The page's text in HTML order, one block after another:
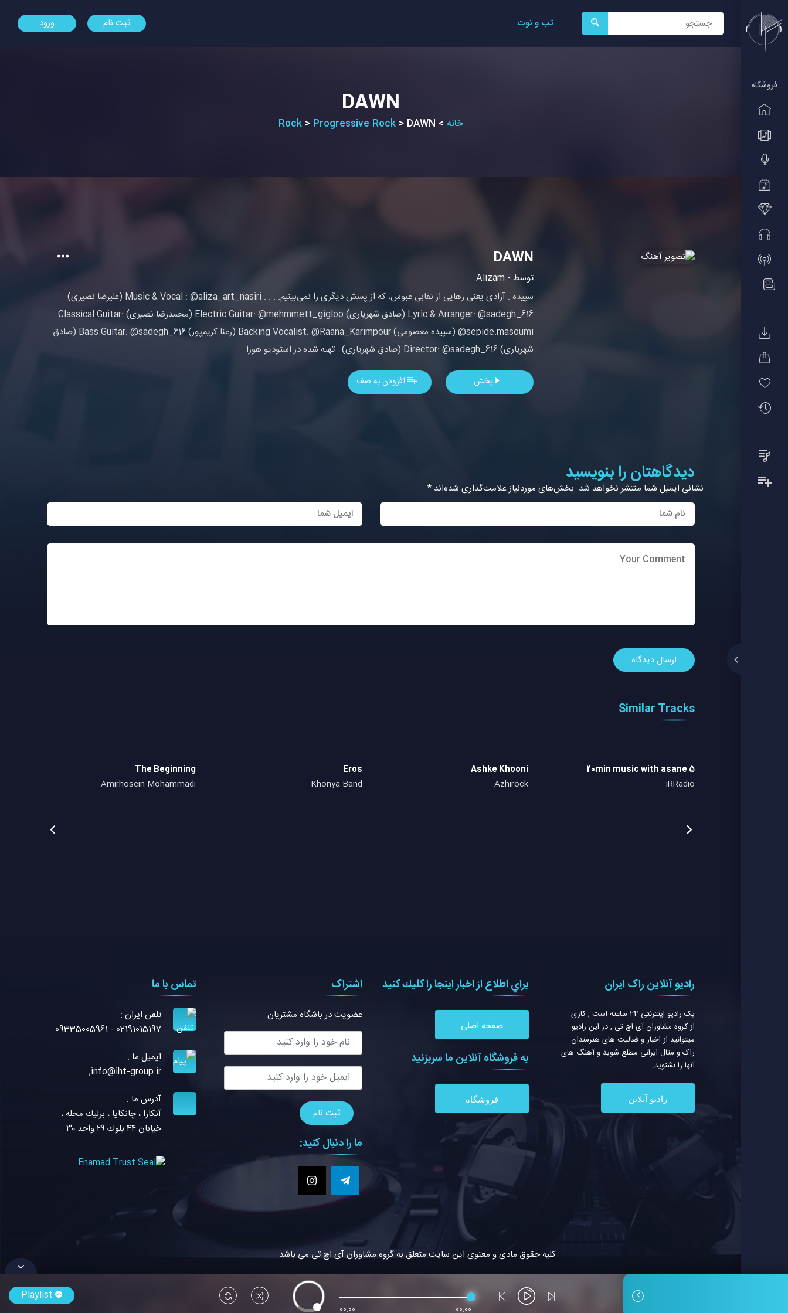
فروشگاه
جستجو
برای:
تب و نوت ثبت نام ورود
DAWN
خانه >
Rock > Progressive Rock > DAWN
DAWN
توسط - Alizam
سپیده . آزادی یعنی رهایی از نقابی عبوس، که از پسش دیگری را نمی‌بینیم. . . . Music & Vocal : @aliza_art_nasiri (علیرضا نصیری)
Lyric & Arranger: @sadegh_616 (صادق شهریاری) Electric Guitar: @mehmmett_gigloo (محمدرضا نصیری) Classical Guitar:
@sepide.masoumi (سپیده معصومی) Backing Vocalist: @Raana_Karimpour (رعنا کریم‌پور) Bass Guitar: @sadegh_616 (صادق
شهریاری) Director: @sadegh_616 (صادق شهریاری) . تهیه شده در استودیو هورا
پخش افزودن به صف
دیدگاهتان را بنویسید
نشانی ایمیل شما منتشر نخواهد شد. بخش‌های موردنیاز علامت‌گذاری شده‌اند *
Similar Tracks
20min music with asane 5
iRRadio
Ashke Khooni
Azhirock
Eros
Khonya Band
The Beginning
Amirhosein Mohammadi
رادیو آنلاین راک ایران
یک رادیو اینترنتی 24 ساعته است , کاری
از گروه مشاوران آی.اچ.تی , در این رادیو
میتوانید از اخبار و فعالیت های هنرمندان
راک و متال ایرانی مطلع شوید و آهنگ های
آنها را بشنوید.
رادیو آنلاین
براي اطلاع از اخبار اينجا را كليك كنيد
صفحه اصلی
به فروشگاه آنلاين ما سربزنيد
فروشگاه
اشتراک
عضویت در باشگاه مشتریان
ما را دنبال کنید:
تماس با ما
تلفن ايران :
02191015197 - 09335005961
ایمیل ما :
info@iht-group.ir
,
آدرس ما :
آنكارا ، چانكايا ، برليك محله ،
خيابان ٤٤ بلوك ٢٩ واحد ٣٠
کلیه حقوق مادی و معنوی این سایت متعلق به گروه مشاوران آی.اچ.تی می باشد
00:00 00:00